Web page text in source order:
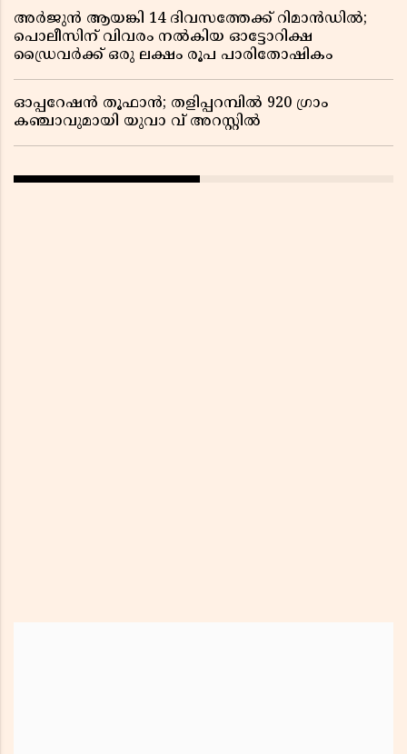
അർജുൻ ആയങ്കി 14 ദിവസത്തേക്ക് റിമാൻഡിൽ;
പൊലീസിന് വിവരം നൽകിയ ഓട്ടോറിക്ഷ
ഡ്രൈവർക്ക് ഒരു ലക്ഷം രൂപ പാരിതോഷികം
ഓപ്പറേഷൻ തൂഫാൻ; തളിപ്പറമ്പിൽ 920 ഗ്രാം
കഞ്ചാവുമായി യുവാ വ് അറസ്റ്റിൽ